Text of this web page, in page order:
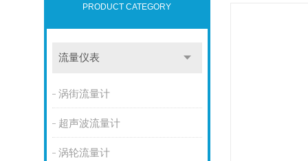
PRODUCT CATEGORY
流量仪表
涡街流量计
超声波流量计
涡轮流量计